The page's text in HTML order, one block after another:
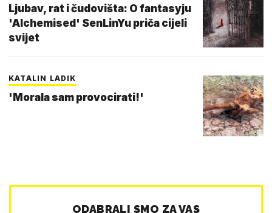
Ljubav, rat i čudovišta: O fantasyju
'Alchemised' SenLinYu priča cijeli
svijet
KATALIN LADIK
'Morala sam provocirati!'